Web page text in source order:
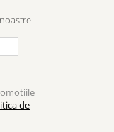
de